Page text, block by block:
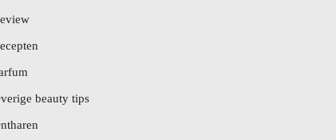
beauty tips